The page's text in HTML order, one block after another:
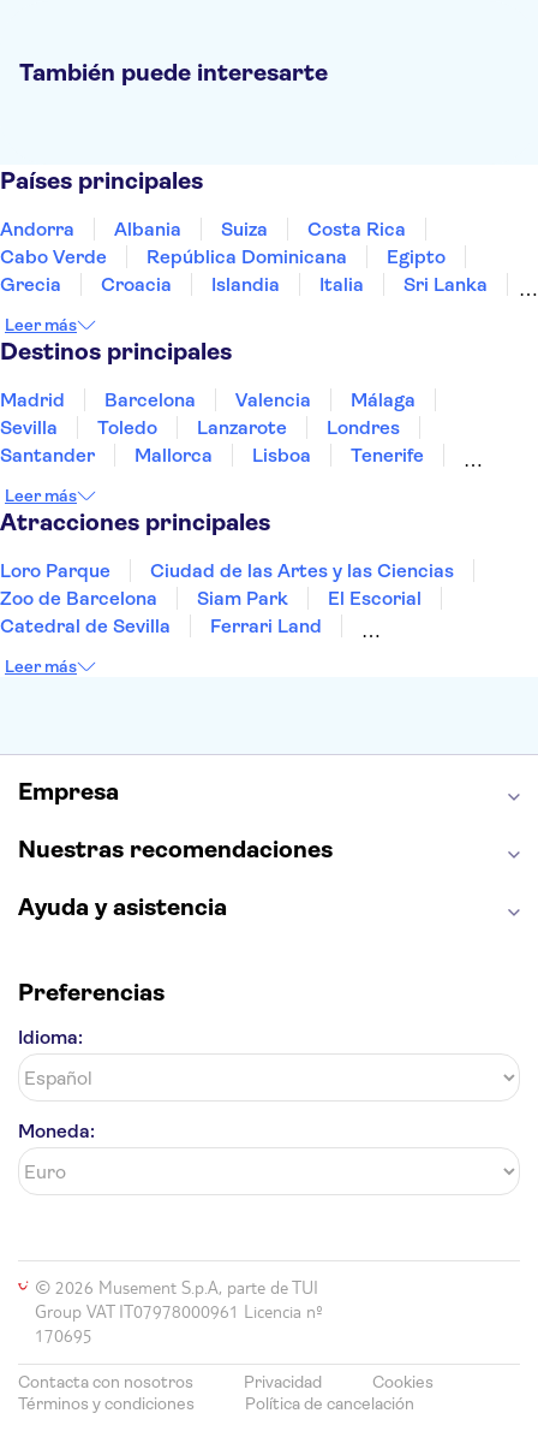
También puede interesarte
Países principales
Andorra Albania Suiza
Costa Rica
Cabo Verde
República Dominicana
Egipto
Grecia
Croacia Islandia Italia
Sri Lanka
Portugal
Tailandia
Leer más
Destinos principales
Madrid Barcelona Valencia
Málaga
Sevilla
Toledo Lanzarote
Londres
Santander
Mallorca Lisboa
Tenerife
Bilbao
Menorca Granada
Leer más
Atracciones principales
Loro Parque
Ciudad de las Artes y las Ciencias
Zoo de Barcelona
Siam Park
El Escorial
Catedral de Sevilla
Ferrari Land
Montserrat
Parque Warner
Leer más
Empresa
Nuestras recomendaciones
Ayuda y asistencia
Preferencias
Idioma:
Moneda:
© 2026 Musement S.p.A, parte de TUI
Group VAT IT07978000961 Licencia nº
170695
Contacta con nosotros Privacidad
Cookies
Términos y condiciones
Política de cancelación